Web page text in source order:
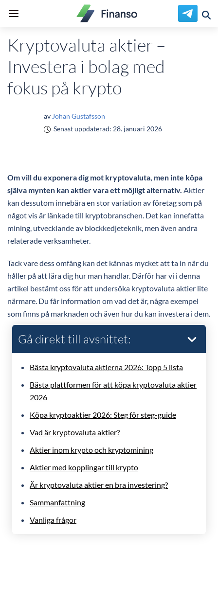
Kryptovaluta aktier –
Investera i bolag med
fokus på krypto
av Johan Gustafsson
Senast uppdaterad: 28. januari 2026
Om vill du exponera dig mot kryptovaluta, men inte köpa
själva mynten kan aktier vara ett möjligt alternativ. Aktier
kan dessutom innebära en stor variation av företag som på
något vis är länkade till kryptobranschen. Det kan innefatta
mining, utvecklande av blockkedjeteknik, men även andra
relaterade verksamheter.
Tack vare dess omfång kan det kännas mycket att ta in när du
håller på att lära dig hur man handlar. Därför har vi i denna
artikel bestämt oss för att undersöka kryptovaluta aktier lite
närmare. Du får information om vad det är, några exempel
som finns på marknaden och även hur du kan investera i dem.
Gå direkt till avsnittet:
Bästa kryptovaluta aktierna 2026: Topp 5 lista
Bästa plattformen för att köpa kryptovaluta aktier
2026
Köpa kryptoaktier 2026: Steg för steg-guide
Vad är kryptovaluta aktier?
Aktier inom krypto och kryptomining
Aktier med kopplingar till krypto
Är kryptovaluta aktier en bra investering?
Sammanfattning
Vanliga frågor